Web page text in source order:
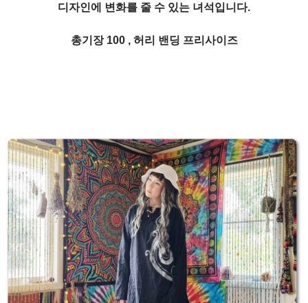
디자인에 변화를 줄 수 있는 녀석입니다.
총기장 100 , 허리 밴딩 프리사이즈